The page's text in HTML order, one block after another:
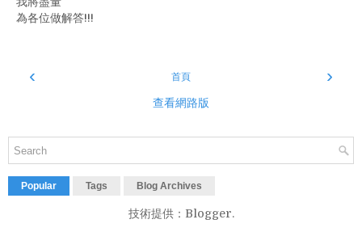
為各位做解答!!!
‹ ›
首頁
查看網路版
Popular Tags Blog Archives
技術提供： Blogger.